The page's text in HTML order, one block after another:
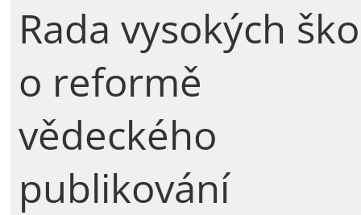
Rada vysokých
o reformě
vědeckého
publikování